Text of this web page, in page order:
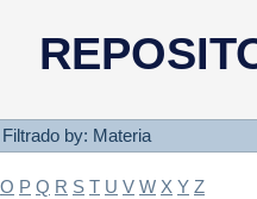
Filtrado by: Materia
O P Q R S T U V W X Y Z